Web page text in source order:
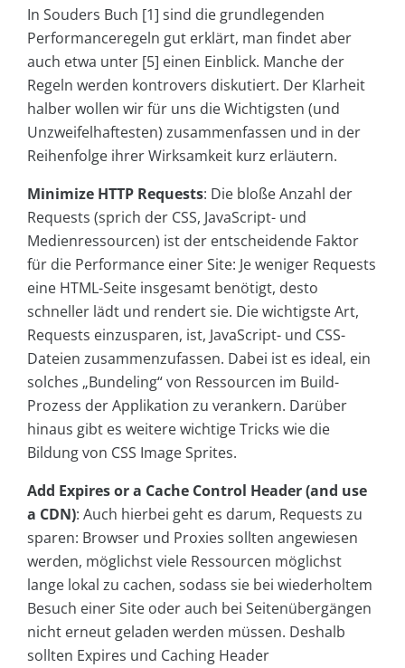
In Souders Buch [1] sind die grundlegenden
Performanceregeln gut erklärt, man findet aber
auch etwa unter [5] einen Einblick. Manche der
Regeln werden kontrovers diskutiert. Der Klarheit
halber wollen wir für uns die Wichtigsten (und
Unzweifelhaftesten) zusammenfassen und in der
Reihenfolge ihrer Wirksamkeit kurz erläutern.
Minimize HTTP Requests: Die bloße Anzahl der
Requests (sprich der CSS, JavaScript- und
Medienressourcen) ist der entscheidende Faktor
für die Performance einer Site: Je weniger Requests
eine HTML-Seite insgesamt benötigt, desto
schneller lädt und rendert sie. Die wichtigste Art,
Requests einzusparen, ist, JavaScript- und CSS-
Dateien zusammenzufassen. Dabei ist es ideal, ein
solches „Bundeling“ von Ressourcen im Build-
Prozess der Applikation zu verankern. Darüber
hinaus gibt es weitere wichtige Tricks wie die
Bildung von CSS Image Sprites.
Add Expires or a Cache Control Header (and use
a CDN): Auch hierbei geht es darum, Requests zu
sparen: Browser und Proxies sollten angewiesen
werden, möglichst viele Ressourcen möglichst
lange lokal zu cachen, sodass sie bei wiederholtem
Besuch einer Site oder auch bei Seitenübergängen
nicht erneut geladen werden müssen. Deshalb
sollten Expires und Caching Header